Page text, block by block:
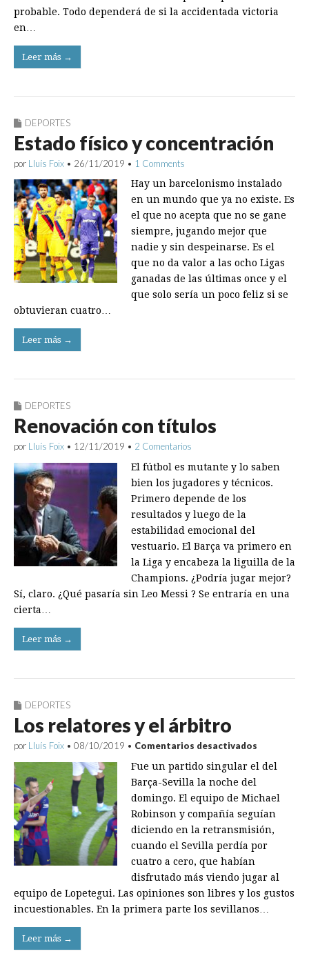
probable. Todo dependerá de si la accidentada victoria
en…
Leer más →
DEPORTES
Estado físico y concentración
por Lluís Foix • 26/11/2019 • 1 Comments
Hay un barcelonismo instalado
en un mundo que ya no existe. Es
el que no acepta que no se gane
siempre, jugando mejor que
nadie y sin despeinarse. Es el
que no da valor a las ocho Ligas
ganadas de las últimas once y el
que solo sería un poco feliz si se
obtuvieran cuatro…
Leer más →
DEPORTES
Renovación con títulos
por Lluís Foix • 12/11/2019 • 2 Comentarios
El fútbol es mutante y lo saben
bien los jugadores y técnicos.
Primero depende de los
resultados y luego de la
estabilidad emocional del
vestuario. El Barça va primero en
la Liga y encabeza la liguilla de la
Champions. ¿Podría jugar mejor?
Sí, claro. ¿Qué pasaría sin Leo Messi ? Se entraría en una
cierta…
Leer más →
DEPORTES
Los relatores y el árbitro
por Lluís Foix • 08/10/2019 • Comentarios desactivados
relatores
árbitro
Fue un partido singular el del
Barça-Sevilla la noche del
domingo. El equipo de Michael
Robinson y compañía seguían
diciendo en la retransmisión,
cuando el Sevilla perdía por
cuatro a cero, que habían
disfrutado más viendo jugar al
equipo de Lopetegui. Las opiniones son libres y los gustos
incuestionables. En la primera parte los sevillanos…
Leer más →